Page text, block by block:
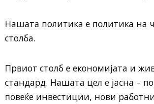
Нашата политика е политика на
столба.
Првиот столб е економијата и
стандард. Нашата цел е јасна –
повеќе инвестиции, нови